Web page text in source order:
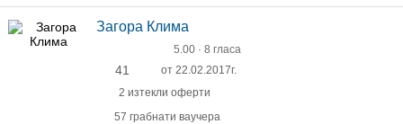
Загора Клима
5.00 · 8 гласа
41
от 22.02.2017г.
2 изтекли оферти
57 грабнати ваучера